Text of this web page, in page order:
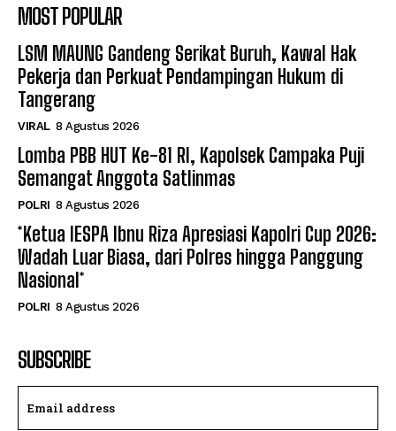
MOST POPULAR
LSM MAUNG Gandeng Serikat Buruh, Kawal Hak
Pekerja dan Perkuat Pendampingan Hukum di
Tangerang
VIRAL 8 Agustus 2026
Lomba PBB HUT Ke-81 RI, Kapolsek Campaka Puji
Semangat Anggota Satlinmas
POLRI 8 Agustus 2026
*Ketua IESPA Ibnu Riza Apresiasi Kapolri Cup 2026:
Wadah Luar Biasa, dari Polres hingga Panggung
Nasional*
POLRI 8 Agustus 2026
SUBSCRIBE